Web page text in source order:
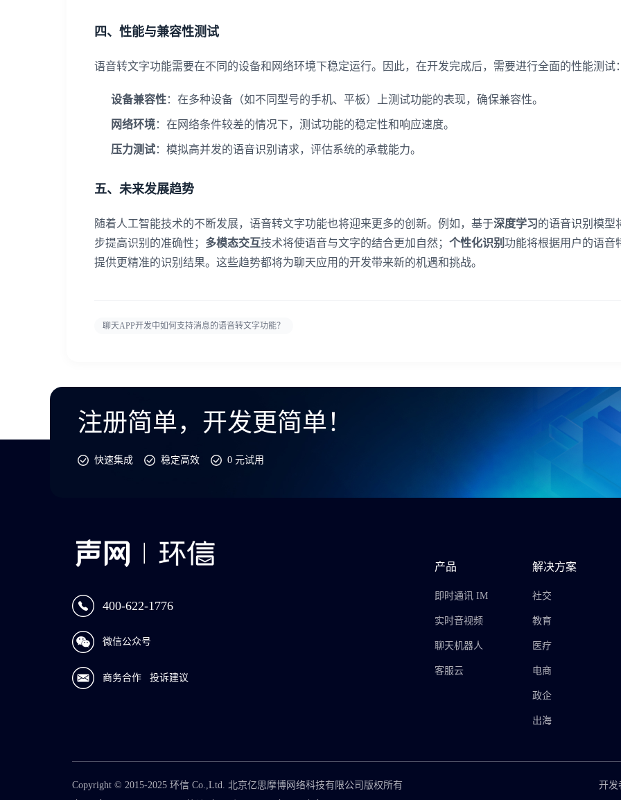
四、性能与兼容性测试
语音转文字功能需要在不同的设备和网络环境下稳定运行。因此，在开发完成后，需要进行全面的性能测试
设备兼容性：在多种设备（如不同型号的手机、平板）上测试功能的表现，确保兼容性。
网络环境：在网络条件较差的情况下，测试功能的稳定性和响应速度。
压力测试：模拟高并发的语音识别请求，评估系统的承载能力。
五、未来发展趋势
随着人工智能技术的不断发展，语音转文字功能也将迎来更多的创新。例如，基于深度学习的语音识别模型
步提高识别的准确性； 多模态交互技术将使语音与文字的结合更加自然； 个性化识别 功能将根据用户的语音
提供更精准的识别结果。这些趋势都将为聊天应用的开发带来新的机遇和挑战。
聊天APP开发中如何支持消息的语音转文字功能？
注册简单，开发更简单！
快速集成 稳定高效 0 元试用
400-622-1776
微信公众号
商务合作 投诉建议
产品
即时通讯 IM
实时音视频
聊天机器人
客服云
解决方案
社交
教育
医疗
电商
政企
出海
Copyright © 2015-2025 环信 Co.,Ltd. 北京亿思摩博网络科技有限公司版权所有
开发